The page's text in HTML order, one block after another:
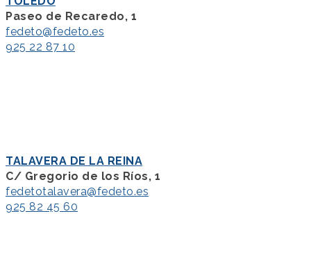
Paseo de Recaredo, 1
fedeto@fedeto.es
925 22 87 10
TALAVERA DE LA REINA
C/ Gregorio de los Ríos, 1
fedetotalavera@fedeto.es
925 82 45 60